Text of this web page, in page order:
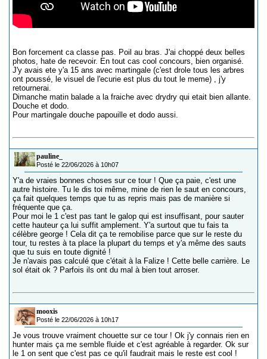
Bon forcement ca classe pas. Poil au bras. J'ai choppé deux belles
photos, hate de recevoir. En tout cas cool concours, bien organisé.
J'y avais ete y'a 15 ans avec martingale (c'est drole tous les arbres
ont poussé, le visuel de l'ecurie est plus du tout le meme) , j'y
retournerai.
Dimanche matin balade a la fraiche avec drydry qui etait bien allante.
Douche et dodo.
Pour martingale douche papouille et dodo aussi.
pauline_
Posté le 22/06/2026 à 10h07
Y'a de vraies bonnes choses sur ce tour ! Que ça paie, c'est une
autre histoire. Tu le dis toi même, mine de rien le saut en concours,
ça fait quelques temps que tu as repris mais pas de manière si
fréquente que ça.
Pour moi le 1 c'est pas tant le galop qui est insuffisant, pour sauter
cette hauteur ça lui suffit amplement. Y'a surtout que tu fais ta
célèbre george ! Cela dit ça te remobilise parce que sur le reste du
tour, tu restes à ta place la plupart du temps et y'a même des sauts
que tu suis en toute dignité !
Je n'avais pas calculé que c'était à la Falize ! Cette belle carrière. Le
sol était ok ? Parfois ils ont du mal à bien tout arroser.
mooxis
Posté le 22/06/2026 à 10h17
Je vous trouve vraiment chouette sur ce tour ! Ok j'y connais rien en
hunter mais ça me semble fluide et c'est agréable à regarder. Ok sur
le 1 on sent que c'est pas ce qu'il faudrait mais le reste est cool !